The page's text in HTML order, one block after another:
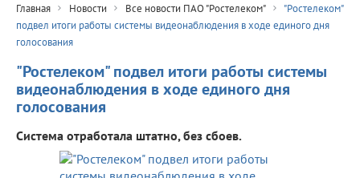
Главная Новости Все новости ПАО "Ростелеком"
"Ростелеком"
подвел итоги работы системы видеонаблюдения в ходе единого дня
голосования
"Ростелеком" подвел итоги работы системы
видеонаблюдения в ходе единого дня
голосования
Система отработала штатно, без сбоев.